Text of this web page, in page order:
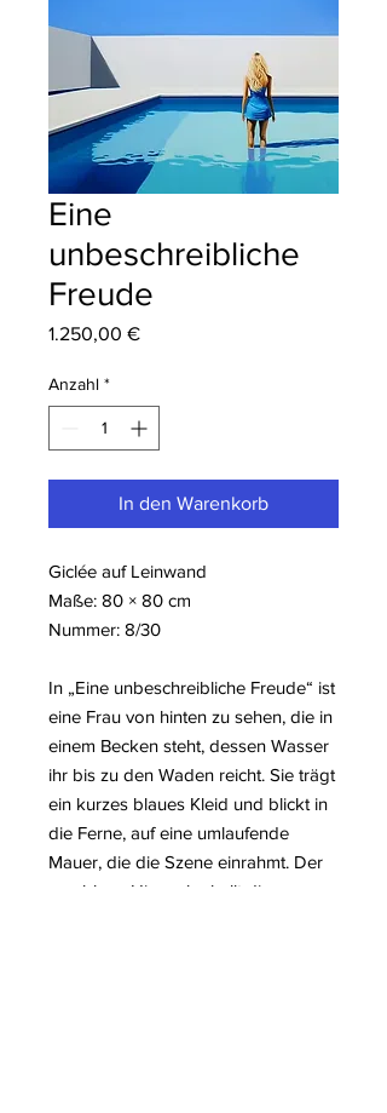
Eine
unbeschreibliche
Freude
1.250,00 €Preis
Anzahl *
In den Warenkorb
Giclée auf Leinwand
Maße: 80 × 80 cm
Nummer: 8/30
In „Eine unbeschreibliche Freude“ ist
eine Frau von hinten zu sehen, die in
einem Becken steht, dessen Wasser
ihr bis zu den Waden reicht. Sie trägt
ein kurzes blaues Kleid und blickt in
die Ferne, auf eine umlaufende
Mauer, die die Szene einrahmt. Der
azurblaue Himmel erhellt die